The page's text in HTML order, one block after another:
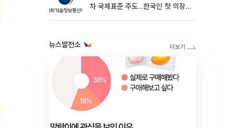
차 국제표준 주도…한국인 첫 의장
뉴스발전소